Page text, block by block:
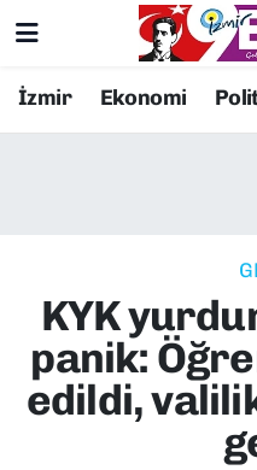
İzmir Ekonomi
KYK
panik:
edildi,
Resmi İlanlar
EKONOMİ
KÜLTÜR SANAT
Konak Nöbetçi
Süper Lig Puan
Tüm Manşetler
Son Dakika